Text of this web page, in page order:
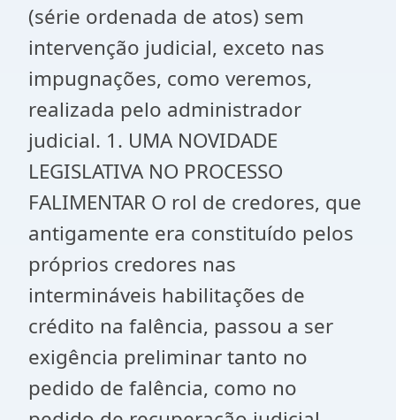
(série ordenada de atos) sem
intervenção judicial, exceto nas
impugnações, como veremos,
realizada pelo administrador
judicial. 1. UMA NOVIDADE
LEGISLATIVA NO PROCESSO
FALIMENTAR O rol de credores, que
antigamente era constituído pelos
próprios credores nas
intermináveis habilitações de
crédito na falência, passou a ser
exigência preliminar tanto no
pedido de falência, como no